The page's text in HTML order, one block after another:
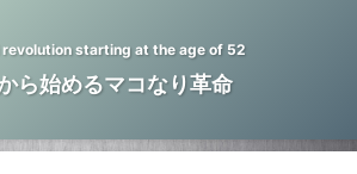
revolution starting at the age of 52
ら始めるマコなり革命